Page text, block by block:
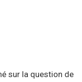
sur la question de